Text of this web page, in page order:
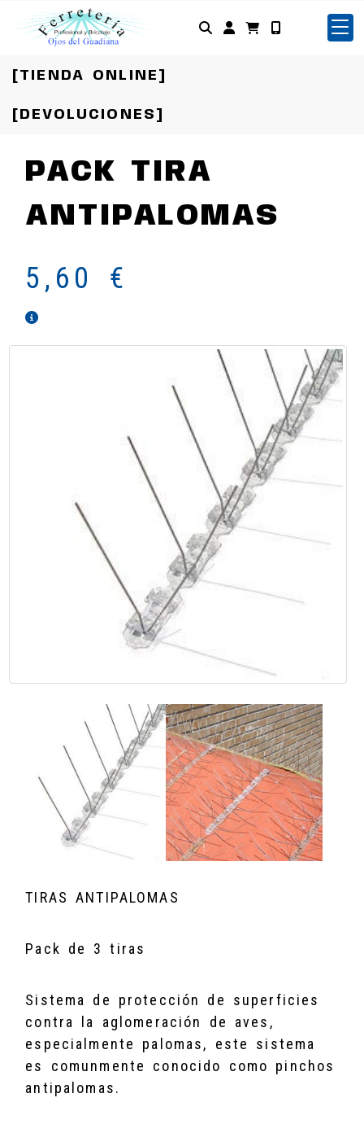
Identifícate
[TIENDA ONLINE]
[DEVOLUCIONES]
PACK TIRA
ANTIPALOMAS
5,60 €
TIRAS ANTIPALOMAS
Pack de 3 tiras
Sistema de protección de superficies
contra la aglomeración de aves,
especialmente palomas, este sistema
es comunmente conocido como pinchos
antipalomas.